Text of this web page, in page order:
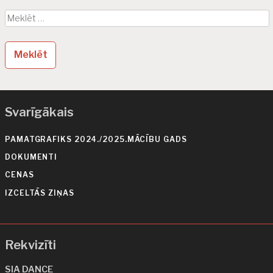
g
ā
c
a
Meklēt:
Svarīgākais
PAMATGRAFIKS 2024./2025.MĀCĪBU GADS
DOKUMENTI
CENAS
IZCELTĀS ZIŅAS
Rekvizīti
SIA DANCE